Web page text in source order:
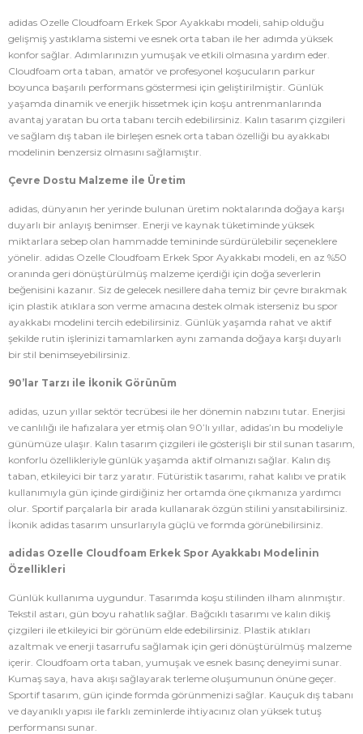
adidas Ozelle Cloudfoam Erkek Spor Ayakkabı modeli, sahip olduğu
gelişmiş yastıklama sistemi ve esnek orta taban ile her adımda yüksek
konfor sağlar. Adımlarınızın yumuşak ve etkili olmasına yardım eder.
Cloudfoam orta taban, amatör ve profesyonel koşucuların parkur
boyunca başarılı performans göstermesi için geliştirilmiştir. Günlük
yaşamda dinamik ve enerjik hissetmek için koşu antrenmanlarında
avantaj yaratan bu orta tabanı tercih edebilirsiniz. Kalın tasarım çizgileri
ve sağlam dış taban ile birleşen esnek orta taban özelliği bu ayakkabı
modelinin benzersiz olmasını sağlamıştır.
Çevre Dostu Malzeme ile Üretim
adidas, dünyanın her yerinde bulunan üretim noktalarında doğaya karşı
duyarlı bir anlayış benimser. Enerji ve kaynak tüketiminde yüksek
miktarlara sebep olan hammadde temininde sürdürülebilir seçeneklere
yönelir. adidas Ozelle Cloudfoam Erkek Spor Ayakkabı modeli, en az %50
oranında geri dönüştürülmüş malzeme içerdiği için doğa severlerin
beğenisini kazanır. Siz de gelecek nesillere daha temiz bir çevre bırakmak
için plastik atıklara son verme amacına destek olmak isterseniz bu spor
ayakkabı modelini tercih edebilirsiniz. Günlük yaşamda rahat ve aktif
şekilde rutin işlerinizi tamamlarken aynı zamanda doğaya karşı duyarlı
bir stil benimseyebilirsiniz.
90’lar Tarzı ile İkonik Görünüm
adidas, uzun yıllar sektör tecrübesi ile her dönemin nabzını tutar. Enerjisi
ve canlılığı ile hafızalara yer etmiş olan 90’lı yıllar, adidas’ın bu modeliyle
günümüze ulaşır. Kalın tasarım çizgileri ile gösterişli bir stil sunan tasarım,
konforlu özellikleriyle günlük yaşamda aktif olmanızı sağlar. Kalın dış
taban, etkileyici bir tarz yaratır. Fütüristik tasarımı, rahat kalıbı ve pratik
kullanımıyla gün içinde girdiğiniz her ortamda öne çıkmanıza yardımcı
olur. Sportif parçalarla bir arada kullanarak özgün stilini yansıtabilirsiniz.
İkonik adidas tasarım unsurlarıyla güçlü ve formda görünebilirsiniz.
adidas Ozelle Cloudfoam Erkek Spor Ayakkabı Modelinin
Özellikleri
Günlük kullanıma uygundur. Tasarımda koşu stilinden ilham alınmıştır.
Tekstil astarı, gün boyu rahatlık sağlar. Bağcıklı tasarımı ve kalın dikiş
çizgileri ile etkileyici bir görünüm elde edebilirsiniz. Plastik atıkları
azaltmak ve enerji tasarrufu sağlamak için geri dönüştürülmüş malzeme
içerir. Cloudfoam orta taban, yumuşak ve esnek basınç deneyimi sunar.
Kumaş saya, hava akışı sağlayarak terleme oluşumunun önüne geçer.
Sportif tasarım, gün içinde formda görünmenizi sağlar. Kauçuk dış tabanı
ve dayanıklı yapısı ile farklı zeminlerde ihtiyacınız olan yüksek tutuş
performansı sunar.